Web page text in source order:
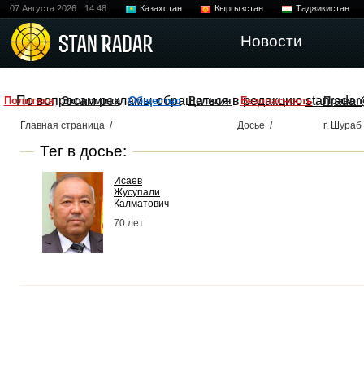
07 Августа 2026 14:48 Казахстан Кыргызстан Таджикистан
Новости
Политика Экономика Общество Религия Безопасность
По вопросам рекламы обращаться в редакцию
Главная страница / Досье / г. Шураб
Тег в досье:
Исаев
Жусупали
Калматович
70 лет